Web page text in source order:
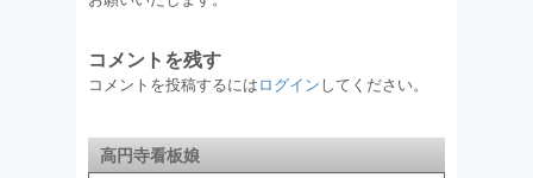
コメントを残す
コメントを投稿するにはログインしてください。
高円寺看板娘